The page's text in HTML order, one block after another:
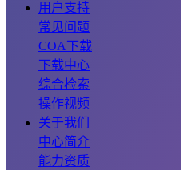
用户支持
常见问题
COA下载
下载中心
综合检索
操作视频
关于我们
中心简介
能力资质